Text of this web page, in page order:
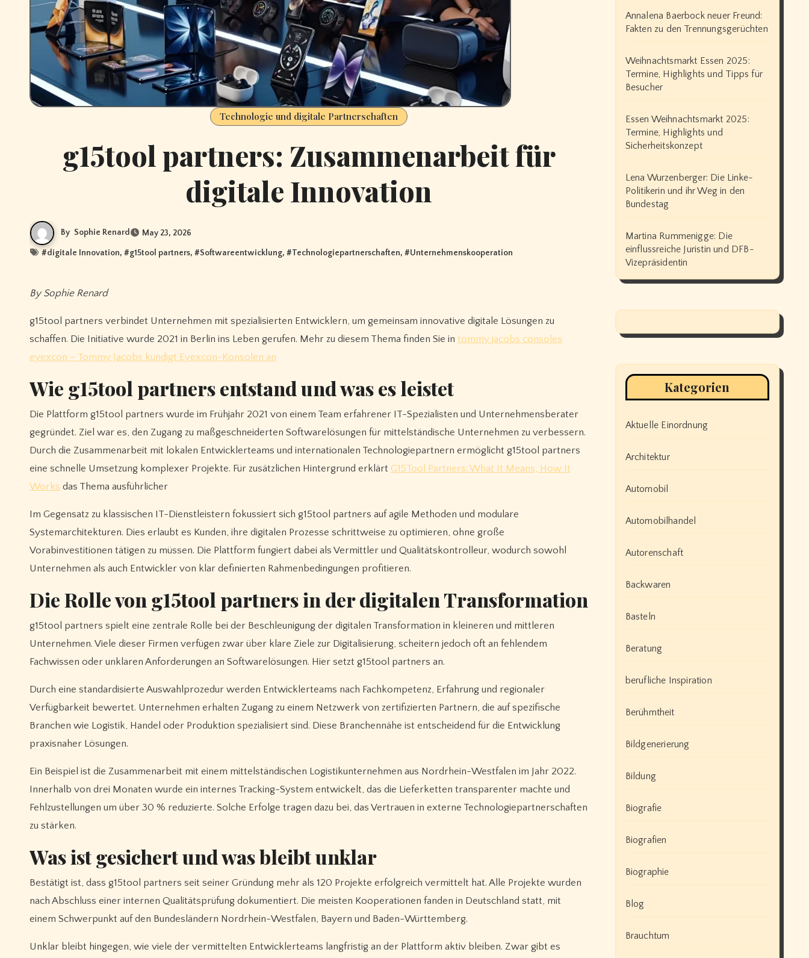
Technologie und digitale Partnerschaften
g15tool partners: Zusammenarbeit für
digitale Innovation
By Sophie Renard May 23, 2026
#digitale Innovation, #g15tool partners, #Softwareentwicklung, #Technologiepartnerschaften, #Unternehmenskooperation
By Sophie Renard
g15tool partners verbindet Unternehmen mit spezialisierten Entwicklern, um gemeinsam innovative digitale Lösungen zu
schaffen. Die Initiative wurde 2021 in Berlin ins Leben gerufen. Mehr zu diesem Thema finden Sie in tommy jacobs consoles
eyexcon – Tommy Jacobs kündigt Eyexcon-Konsolen an
Wie g15tool partners entstand und was es leistet
Die Plattform g15tool partners wurde im Frühjahr 2021 von einem Team erfahrener IT-Spezialisten und Unternehmensberater
gegründet. Ziel war es, den Zugang zu maßgeschneiderten Softwarelösungen für mittelständische Unternehmen zu verbessern.
Durch die Zusammenarbeit mit lokalen Entwicklerteams und internationalen Technologiepartnern ermöglicht g15tool partners
eine schnelle Umsetzung komplexer Projekte. Für zusätzlichen Hintergrund erklärt G15Tool Partners: What It Means, How It
Works das Thema ausführlicher
Im Gegensatz zu klassischen IT-Dienstleistern fokussiert sich g15tool partners auf agile Methoden und modulare
Systemarchitekturen. Dies erlaubt es Kunden, ihre digitalen Prozesse schrittweise zu optimieren, ohne große
Vorabinvestitionen tätigen zu müssen. Die Plattform fungiert dabei als Vermittler und Qualitätskontrolleur, wodurch sowohl
Unternehmen als auch Entwickler von klar definierten Rahmenbedingungen profitieren.
Die Rolle von g15tool partners in der digitalen Transformation
g15tool partners spielt eine zentrale Rolle bei der Beschleunigung der digitalen Transformation in kleineren und mittleren
Unternehmen. Viele dieser Firmen verfügen zwar über klare Ziele zur Digitalisierung, scheitern jedoch oft an fehlendem
Fachwissen oder unklaren Anforderungen an Softwarelösungen. Hier setzt g15tool partners an.
Durch eine standardisierte Auswahlprozedur werden Entwicklerteams nach Fachkompetenz, Erfahrung und regionaler
Verfügbarkeit bewertet. Unternehmen erhalten Zugang zu einem Netzwerk von zertifizierten Partnern, die auf spezifische
Branchen wie Logistik, Handel oder Produktion spezialisiert sind. Diese Branchennähe ist entscheidend für die Entwicklung
praxisnaher Lösungen.
Ein Beispiel ist die Zusammenarbeit mit einem mittelständischen Logistikunternehmen aus Nordrhein-Westfalen im Jahr 2022.
Innerhalb von drei Monaten wurde ein internes Tracking-System entwickelt, das die Lieferketten transparenter machte und
Fehlzustellungen um über 30 % reduzierte. Solche Erfolge tragen dazu bei, das Vertrauen in externe Technologiepartnerschaften
zu stärken.
Was ist gesichert und was bleibt unklar
Bestätigt ist, dass g15tool partners seit seiner Gründung mehr als 120 Projekte erfolgreich vermittelt hat. Alle Projekte wurden
nach Abschluss einer internen Qualitätsprüfung dokumentiert. Die meisten Kooperationen fanden in Deutschland statt, mit
einem Schwerpunkt auf den Bundesländern Nordrhein-Westfalen, Bayern und Baden-Württemberg.
Unklar bleibt hingegen, wie viele der vermittelten Entwicklerteams langfristig an der Plattform aktiv bleiben. Zwar gibt es
Annalena Baerbock neuer Freund:
Fakten zu den Trennungsgerüchten
Weihnachtsmarkt Essen 2025:
Termine, Highlights und Tipps für
Besucher
Essen Weihnachtsmarkt 2025:
Termine, Highlights und
Sicherheitskonzept
Lena Wurzenberger: Die Linke-
Politikerin und ihr Weg in den
Bundestag
Martina Rummenigge: Die
einflussreiche Juristin und DFB-
Vizepräsidentin
Kategorien
Aktuelle Einordnung
Architektur
Automobil
Automobilhandel
Autorenschaft
Backwaren
Basteln
Beratung
berufliche Inspiration
Berühmtheit
Bildgenerierung
Bildung
Biografie
Biografien
Biographie
Blog
Brauchtum